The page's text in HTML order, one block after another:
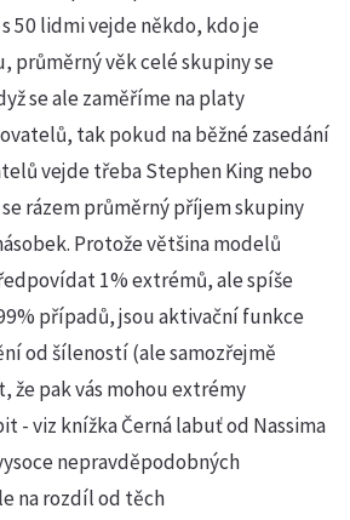
50 lidmi vejde někdo, kdo je
průměrný věk celé skupiny se
se ale zaměříme na platy
tak pokud na běžné zasedání
vejde třeba Stephen King nebo
rázem průměrný příjem skupiny
Protože většina modelů
1% extrémů, ale spíše
případů, jsou aktivační funkce
od šíleností (ale samozřejmě
že pak vás mohou extrémy
- viz knížka Černá labuť od Nassima
nepravděpodobných
na rozdíl od těch